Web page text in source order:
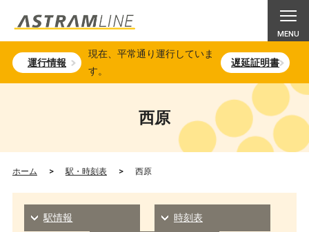
運行情報
現在、平常通り運行していま
す。
遅延証明書
西原
ホーム > 駅・時刻表 > 西原
駅情報 時刻表